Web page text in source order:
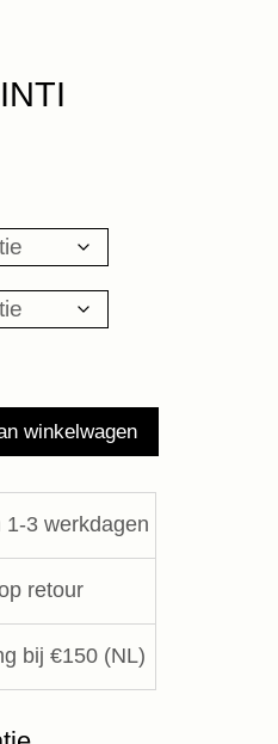
winkelwagen
1-3 werkdagen
retour
bij €150 (NL)